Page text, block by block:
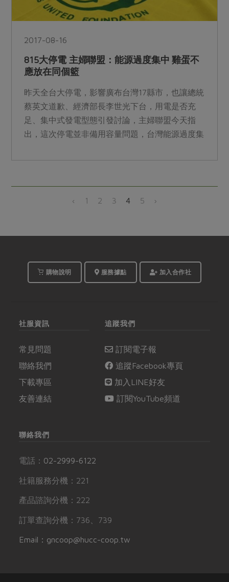
2017-08-16
815大停電 主婦聯盟：能源過度集中 雞蛋不
應放在同個籃
昨天全台大停電，影響廣布台灣17縣市，也讓總統
蔡英文道歉、經濟部長李世光下台，用電是否充
足、集中式發電型態引發討論，主婦聯盟今天指
出，這次停電並非備用容量問題，台灣能源過度集
‹ 1 2 3 4 5 ›
購物說明 服務據點 加入合作社
社服資訊
常見問題
聯絡我們
下載專區
友善連結
追蹤我們
訂閱電子報
追蹤Facebook專頁
加入LINE好友
訂閱YouTube頻道
聯絡我們
電話： 02-2999-6122
社籍服務分機：221
產品諮詢分機：222
訂單查詢分機：736、739
Email：gncoop@hucc-coop.tw